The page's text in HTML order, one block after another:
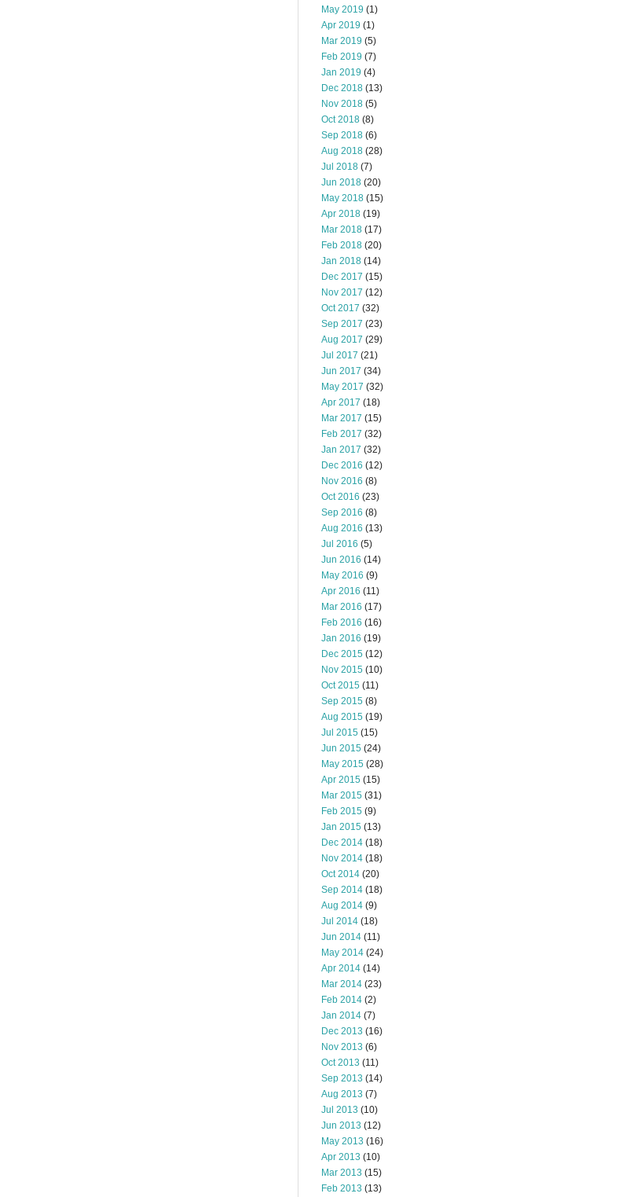
May 2019 (1)
Apr 2019 (1)
Mar 2019 (5)
Feb 2019 (7)
Jan 2019 (4)
Dec 2018 (13)
Nov 2018 (5)
Oct 2018 (8)
Sep 2018 (6)
Aug 2018 (28)
Jul 2018 (7)
Jun 2018 (20)
May 2018 (15)
Apr 2018 (19)
Mar 2018 (17)
Feb 2018 (20)
Jan 2018 (14)
Dec 2017 (15)
Nov 2017 (12)
Oct 2017 (32)
Sep 2017 (23)
Aug 2017 (29)
Jul 2017 (21)
Jun 2017 (34)
May 2017 (32)
Apr 2017 (18)
Mar 2017 (15)
Feb 2017 (32)
Jan 2017 (32)
Dec 2016 (12)
Nov 2016 (8)
Oct 2016 (23)
Sep 2016 (8)
Aug 2016 (13)
Jul 2016 (5)
Jun 2016 (14)
May 2016 (9)
Apr 2016 (11)
Mar 2016 (17)
Feb 2016 (16)
Jan 2016 (19)
Dec 2015 (12)
Nov 2015 (10)
Oct 2015 (11)
Sep 2015 (8)
Aug 2015 (19)
Jul 2015 (15)
Jun 2015 (24)
May 2015 (28)
Apr 2015 (15)
Mar 2015 (31)
Feb 2015 (9)
Jan 2015 (13)
Dec 2014 (18)
Nov 2014 (18)
Oct 2014 (20)
Sep 2014 (18)
Aug 2014 (9)
Jul 2014 (18)
Jun 2014 (11)
May 2014 (24)
Apr 2014 (14)
Mar 2014 (23)
Feb 2014 (2)
Jan 2014 (7)
Dec 2013 (16)
Nov 2013 (6)
Oct 2013 (11)
Sep 2013 (14)
Aug 2013 (7)
Jul 2013 (10)
Jun 2013 (12)
May 2013 (16)
Apr 2013 (10)
Mar 2013 (15)
Feb 2013 (13)